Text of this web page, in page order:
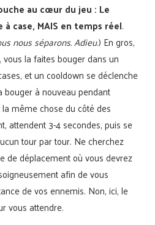
au cœur du jeu : Le
case, MAIS en temps réel.
nous séparons. Adieu.) En gros,
la faites bouger dans un
et un cooldown se déclenche
à nouveau pendant
même chose du côté des
attendent 3-4 secondes, puis se
tour par tour. Ne cherchez
de déplacement où vous devrez
afin de vous
de vos ennemis. Non, ici, le
vous attendre.